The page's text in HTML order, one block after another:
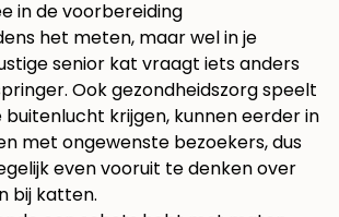
in de voorbereiding
het meten, maar wel in je
senior kat vraagt iets anders
Ook gezondheidszorg speelt
buitenlucht krijgen, kunnen eerder in
met ongewenste bezoekers, dus
even vooruit te denken over
bij katten.